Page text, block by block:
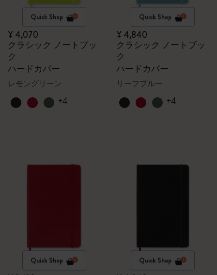
Quick Shop
¥ 4,070
クラシック ノートブッ
ク
ハードカバー
レモングリーン
+4
Quick Shop
¥ 4,840
クラシック ノートブッ
ク
ハードカバー
リーフブルー
+4
Quick Shop Quick Shop